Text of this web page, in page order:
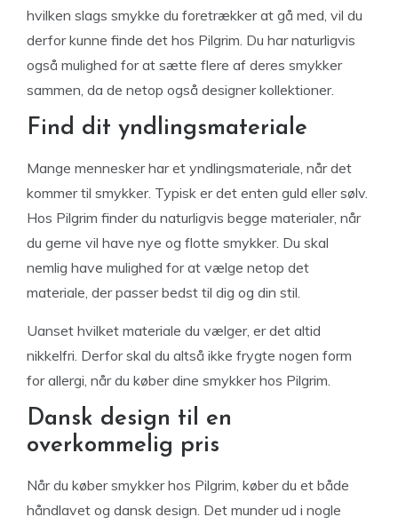
hvilken slags smykke du foretrækker at gå med, vil du
derfor kunne finde det hos Pilgrim. Du har naturligvis
også mulighed for at sætte flere af deres smykker
sammen, da de netop også designer kollektioner.
Find dit yndlingsmateriale
Mange mennesker har et yndlingsmateriale, når det
kommer til smykker. Typisk er det enten guld eller sølv.
Hos Pilgrim finder du naturligvis begge materialer, når
du gerne vil have nye og flotte smykker. Du skal
nemlig have mulighed for at vælge netop det
materiale, der passer bedst til dig og din stil.
Uanset hvilket materiale du vælger, er det altid
nikkelfri. Derfor skal du altså ikke frygte nogen form
for allergi, når du køber dine smykker hos Pilgrim.
Dansk design til en
overkommelig pris
Når du køber smykker hos Pilgrim, køber du et både
håndlavet og dansk design. Det munder ud i nogle